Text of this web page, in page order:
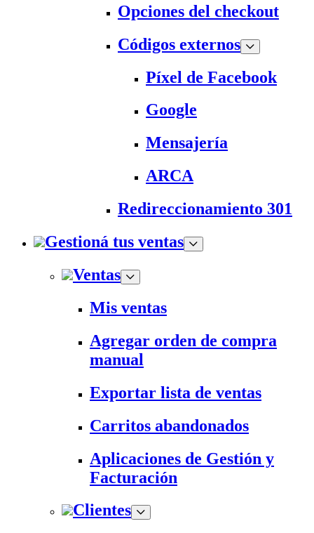
Opciones del checkout
Códigos externos
Píxel de Facebook
Google
Mensajería
ARCA
Redireccionamiento 301
Gestioná tus ventas
Ventas
Mis ventas
Agregar orden de compra
manual
Exportar lista de ventas
Carritos abandonados
Aplicaciones de Gestión y
Facturación
Clientes